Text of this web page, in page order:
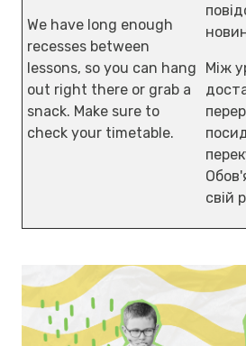
We have long enough
recesses between
lessons, so you can hang
out right there or grab a
snack. Make sure to
check your timetable.
Між
свій